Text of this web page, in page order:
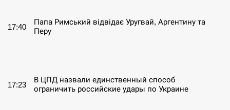
17:40
Папа Римський відвідає Уругвай, Аргентину та
Перу
17:23
В ЦПД назвали единственный способ
ограничить российские удары по Украине